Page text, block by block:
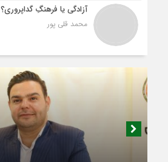
آزادگی یا فرهنگِ گداپروری؟
محمد قلی پور